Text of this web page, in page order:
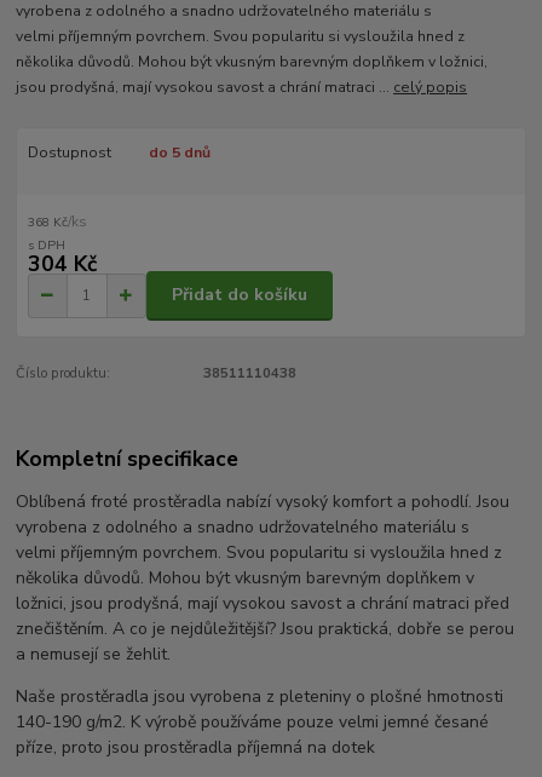
vyrobena z odolného a snadno udržovatelného materiálu s
velmi příjemným povrchem. Svou popularitu si vysloužila hned z
několika důvodů. Mohou být vkusným barevným doplňkem v ložnici,
jsou prodyšná, mají vysokou savost a chrání matraci ... celý popis
Dostupnost do 5 dnů
368 Kč/ks
304 Kč
Přidat do košíku
Číslo produktu: 38511110438
Kompletní specifikace
Oblíbená froté prostěradla nabízí vysoký komfort a pohodlí. Jsou
vyrobena z odolného a snadno udržovatelného materiálu s
velmi příjemným povrchem. Svou popularitu si vysloužila hned z
několika důvodů. Mohou být vkusným barevným doplňkem v
ložnici, jsou prodyšná, mají vysokou savost a chrání matraci před
znečištěním. A co je nejdůležitější? Jsou praktická, dobře se perou
a nemusejí se žehlit.
Naše prostěradla jsou vyrobena z pleteniny o plošné hmotnosti
140-190 g/m2. K výrobě používáme pouze velmi jemné česané
příze, proto jsou prostěradla příjemná na dotek